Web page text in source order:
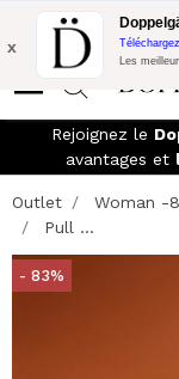
Promo Flash: 10% de
x
Les
Rejoignez le
avantages et
Outlet Woman -
Pull ...
- 83%